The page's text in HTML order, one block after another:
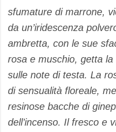
sfumature di marrone,
da un’iridescenza
ambretta, con le sue
rosa e muschio, getta
sulle note di testa. La
di sensualità floreale,
resinose bacche di
dell’incenso. Il fresco e